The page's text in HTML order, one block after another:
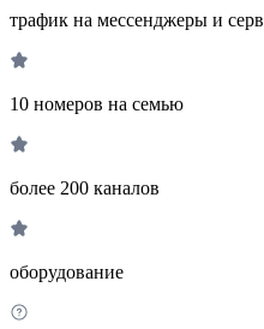
трафик на мессенджеры и
10 номеров на семью
более 200 каналов
оборудование